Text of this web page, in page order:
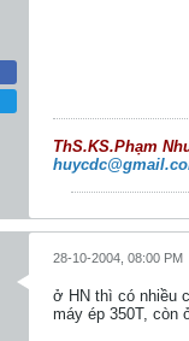
ThS.KS.Phạm
28-10-2004, 08:00 PM
ở HN thì có nhiều
máy ép 350T, còn